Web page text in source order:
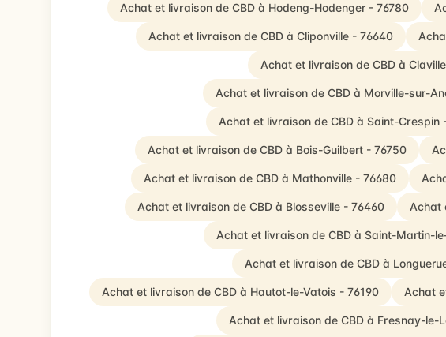
Achat et livraison de CBD à Hodeng-Hodenger - 76780
Achat et livraison de CBD à Cliponville - 76640
Achat et livraison de CBD à
Achat et livraison de CBD à Morville-sur-
Achat et livraison de CBD à Saint-Crespin
Achat et livraison de CBD à Bois-Guilbert - 76750
Achat et livraison de CBD à Mathonville - 76680
Achat et livraison de CBD à Blosseville - 76460 Achat
Achat et livraison de CBD à Saint-Martin-
Achat et livraison de CBD à
Achat et livraison de CBD à Hautot-le-Vatois - 76190 Achat
Achat et livraison de CBD à Fresnay-le-